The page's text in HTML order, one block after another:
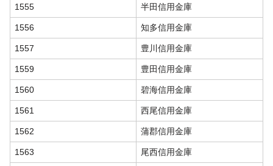
1555 半田信用金庫
1556 知多信用金庫
1557 豊川信用金庫
1559 豊田信用金庫
1560 碧海信用金庫
1561 西尾信用金庫
1562 蒲郡信用金庫
1563 尾西信用金庫